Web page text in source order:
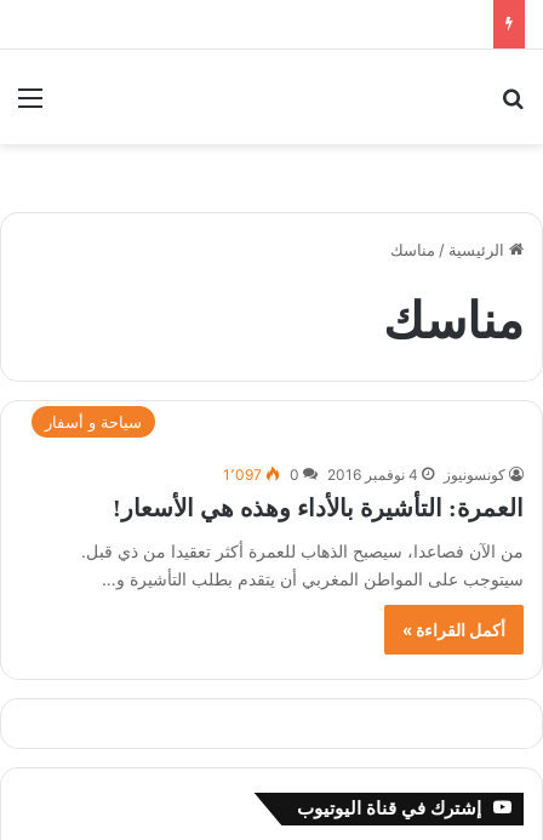
الرئيسية / مناسك
مناسك
سياحة و أسفار
كونسونيوز 4 نوفمبر 2016 0 1٬097
العمرة: التأشيرة بالأداء وهذه هي الأسعار!
من الآن فصاعدا، سيصبح الذهاب للعمرة أكثر تعقيدا من ذي قبل.
سيتوجب على المواطن المغربي أن يتقدم بطلب التأشيرة و…
أكمل القراءة »
إشترك في قناة اليوتيوب